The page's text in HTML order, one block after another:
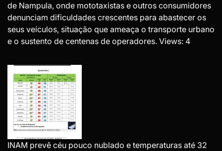
de Nampula, onde mototaxistas e outros consumidores
denunciam dificuldades crescentes para abastecer os
seus veículos, situação que ameaça o transporte urbano
e o sustento de centenas de operadores. Views: 4
INAM prevê céu pouco nublado e temperaturas até 32